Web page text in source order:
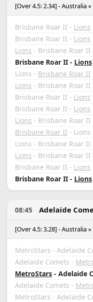
[Over 4.5: 2.34] - Australia
Brisbane Roar II - Lions
Brisbane Roar II - Lions
Lions - Brisbane Roar II
Brisbane Roar II - Lions
Lions - Brisbane Roar II
Lions - Brisbane Roar II
Brisbane Roar II - Lions
Brisbane Roar II - Lions
Lions - Brisbane Roar II
Brisbane Roar II - Lions
Lions - Brisbane Roar II
Lions - Brisbane Roar II
Brisbane Roar II - Lions
Brisbane Roar II - Lions
08:45 Adelaide
[Over 4.5: 3.28] - Australia
MetroStars - Adelaide
Adelaide Comets -
MetroStars - Adelaide
Adelaide Comets -
MetroStars - Adelaide